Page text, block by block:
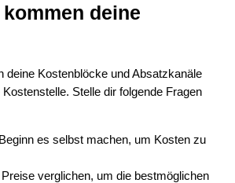
deine
deine Kostenblöcke und Absatzkanäle
Stelle dir folgende Fragen
es selbst machen, um Kosten zu
verglichen, um die bestmöglichen